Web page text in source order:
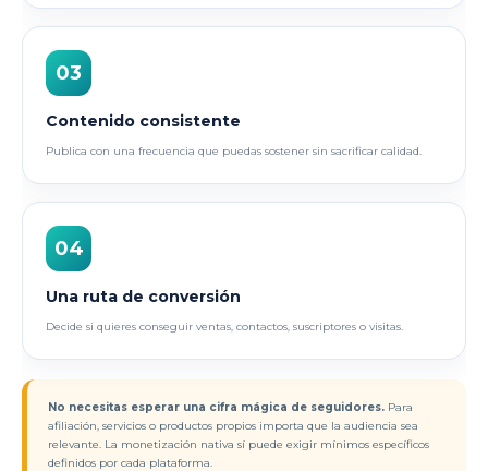
03
Contenido consistente
Publica con una frecuencia que puedas sostener sin sacrificar calidad.
04
Una ruta de conversión
Decide si quieres conseguir ventas, contactos, suscriptores o visitas.
No necesitas esperar una cifra mágica de seguidores. Para
afiliación, servicios o productos propios importa que la audiencia sea
relevante. La monetización nativa sí puede exigir mínimos específicos
definidos por cada plataforma.